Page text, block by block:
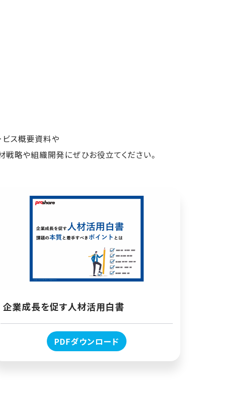
ビス概要資料や
略や組織開発にぜひお役立てください。
企業成長を促す人材活用白書
PDFダウンロード